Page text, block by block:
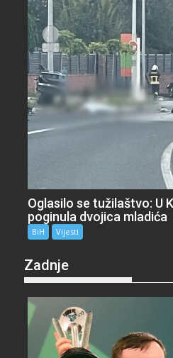
Oglasilo se tužilaštvo: U
poginula dvojica mladića
BiH Vijesti
Zadnje